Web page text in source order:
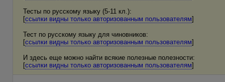
Тесты по русскому языку (5-11 кл.):
[ссылки видны только авторизованным пользователям]
Тест по русскому языку для чиновников:
[ссылки видны только авторизованным пользователям]
И здесь еще можно найти всякие полезные полезности:
[ссылки видны только авторизованным пользователям]